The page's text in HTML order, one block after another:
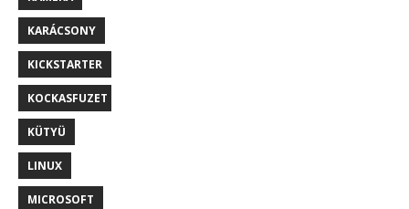
KARÁCSONY
KICKSTARTER
KOCKASFUZET
KÜTYÜ
LINUX
MICROSOFT